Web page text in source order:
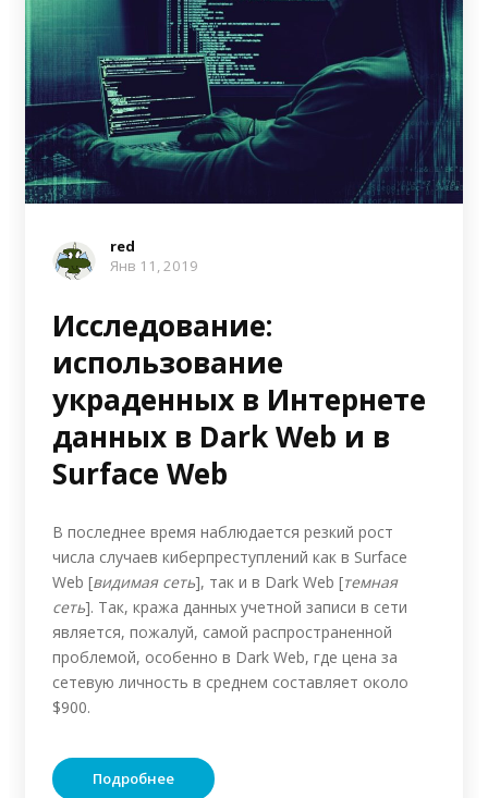
red
Янв 11, 2019
Исследование:
использование
украденных в Интернете
данных в Dark Web и в
Surface Web
В последнее время наблюдается резкий рост
числа случаев киберпреступлений как в Surface
Web [видимая сеть], так и в Dark Web [темная
сеть]. Так, кража данных учетной записи в сети
является, пожалуй, самой распространенной
проблемой, особенно в Dark Web, где цена за
сетевую личность в среднем составляет около
$900.
Подробнее